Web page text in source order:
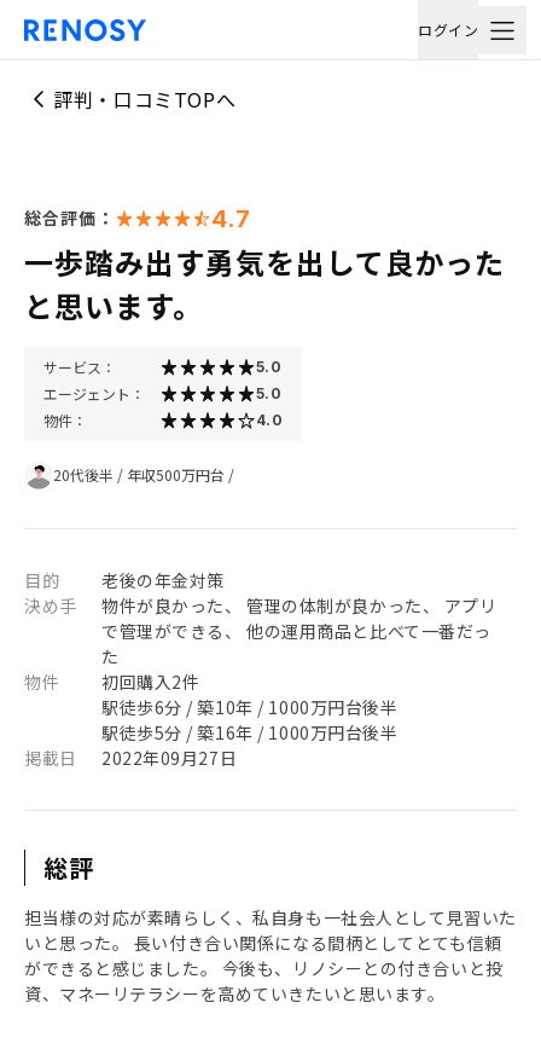
ログイン
評判・口コミTOPへ
総合評価： 4.7
一歩踏み出す勇気を出して良かった
と思います。
サービス： 5.0
エージェント： 5.0
物件： 4.0
20代後半 / 年収500万円台 /
目的
老後の年金対策
決め手
物件が良かった、 管理の体制が良かった、 アプリ
で管理ができる、 他の運用商品と比べて一番だっ
た
物件
初回購入2件
駅徒歩6分 / 築10年 / 1000万円台後半
駅徒歩5分 / 築16年 / 1000万円台後半
掲載日
2022年09月27日
総評
担当様の対応が素晴らしく、私自身も一社会人として見習いた
いと思った。 長い付き合い関係になる間柄としてとても信頼
ができると感じました。 今後も、リノシーとの付き合いと投
資、マネーリテラシーを高めていきたいと思います。